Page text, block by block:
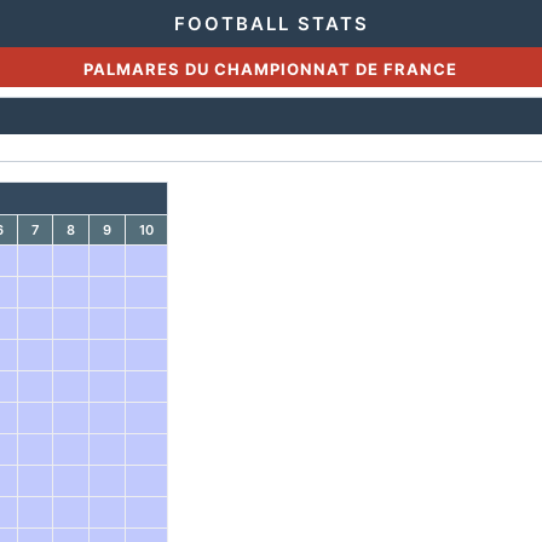
FOOTBALL STATS
PALMARES DU CHAMPIONNAT DE FRANCE
7 8 9 10